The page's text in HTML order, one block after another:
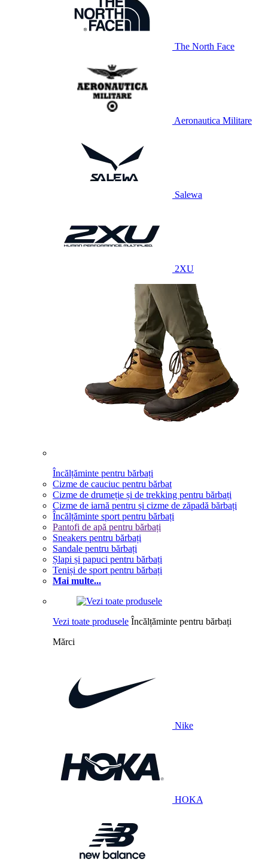
The North Face
Aeronautica Militare
Salewa
2XU
Încălțăminte pentru bărbați
Cizme de cauciuc pentru bărbat
Cizme de drumeție și de trekking pentru bărbați
Cizme de iarnă pentru și cizme de zăpadă bărbați
Încălțăminte sport pentru bărbați
Pantofi de apă pentru bărbați
Sneakers pentru bărbați
Sandale pentru bărbați
Șlapi și papuci pentru bărbați
Teniși de sport pentru bărbați
Mai multe...
Vezi toate produsele Încălțăminte pentru bărbați
Mărci
Nike
HOKA